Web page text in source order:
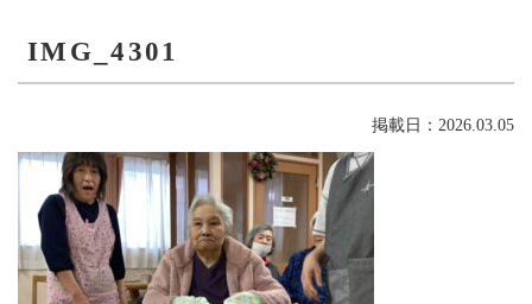
IMG_4301
掲載日：2026.03.05